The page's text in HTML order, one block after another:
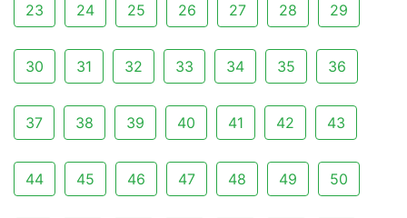
23 24 25 26 27 28 29
30 31 32 33 34 35 36
37 38 39 40 41 42 43
44 45 46 47 48 49 50